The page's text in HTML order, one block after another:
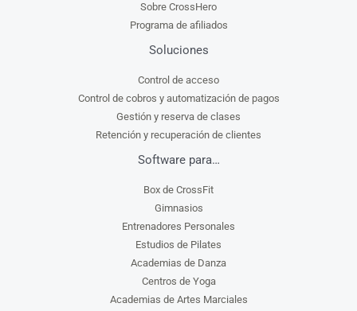
Sobre CrossHero
Programa de afiliados
Soluciones
Control de acceso
Control de cobros y automatización de pagos
Gestión y reserva de clases
Retención y recuperación de clientes
Software para…
Box de CrossFit
Gimnasios
Entrenadores Personales
Estudios de Pilates
Academias de Danza
Centros de Yoga
Academias de Artes Marciales